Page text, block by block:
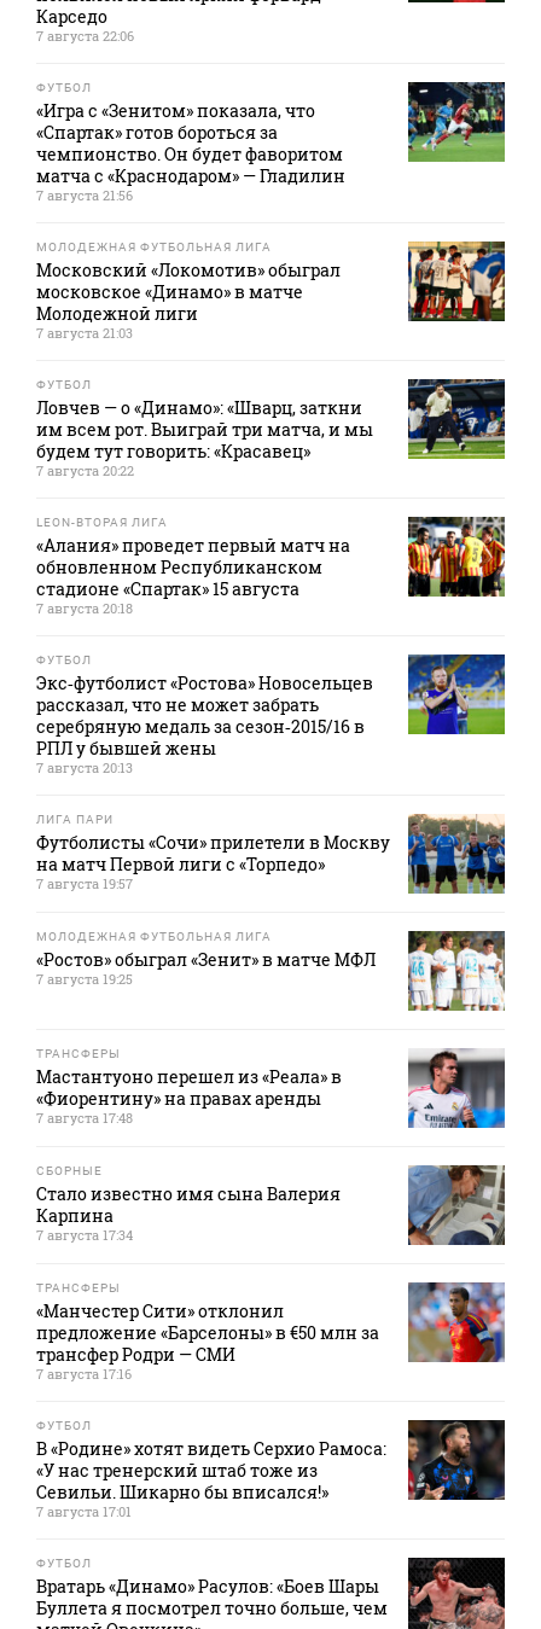
Карседо
7 августа 22:06
ФУТБОЛ
«Игра с «Зенитом» показала, что
«Спартак» готов бороться за
чемпионство. Он будет фаворитом
матча с «Краснодаром» — Гладилин
7 августа 21:56
МОЛОДЕЖНАЯ ФУТБОЛЬНАЯ ЛИГА
Московский «Локомотив» обыграл
московское «Динамо» в матче
Молодежной лиги
7 августа 21:03
ФУТБОЛ
Ловчев — о «Динамо»: «Шварц, заткни
им всем рот. Выиграй три матча, и мы
будем тут говорить: «Красавец»
7 августа 20:22
LEON-ВТОРАЯ ЛИГА
«Алания» проведет первый матч на
обновленном Республиканском
стадионе «Спартак» 15 августа
7 августа 20:18
ФУТБОЛ
Экс‑футболист «Ростова» Новосельцев
рассказал, что не может забрать
серебряную медаль за сезон‑2015/16 в
РПЛ у бывшей жены
7 августа 20:13
ЛИГА ПАРИ
Футболисты «Сочи» прилетели в Москву
на матч Первой лиги с «Торпедо»
7 августа 19:57
МОЛОДЕЖНАЯ ФУТБОЛЬНАЯ ЛИГА
«Ростов» обыграл «Зенит» в матче МФЛ
7 августа 19:25
ТРАНСФЕРЫ
Мастантуоно перешел из «Реала» в
«Фиорентину» на правах аренды
7 августа 17:48
СБОРНЫЕ
Стало известно имя сына Валерия
Карпина
7 августа 17:34
ТРАНСФЕРЫ
«Манчестер Сити» отклонил
предложение «Барселоны» в €50 млн за
трансфер Родри — СМИ
7 августа 17:16
ФУТБОЛ
В «Родине» хотят видеть Серхио Рамоса:
«У нас тренерский штаб тоже из
Севильи. Шикарно бы вписался!»
7 августа 17:01
ФУТБОЛ
Вратарь «Динамо» Расулов: «Боев Шары
Буллета я посмотрел точно больше, чем